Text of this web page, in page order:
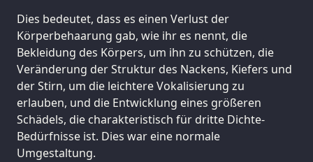
Dies bedeutet, dass es einen Verlust der
Körperbehaarung gab, wie ihr es nennt, die
Bekleidung des Körpers, um ihn zu schützen, die
Veränderung der Struktur des Nackens, Kiefers und
der Stirn, um die leichtere Vokalisierung zu
erlauben, und die Entwicklung eines größeren
Schädels, die charakteristisch für dritte Dichte-
Bedürfnisse ist. Dies war eine normale
Umgestaltung.